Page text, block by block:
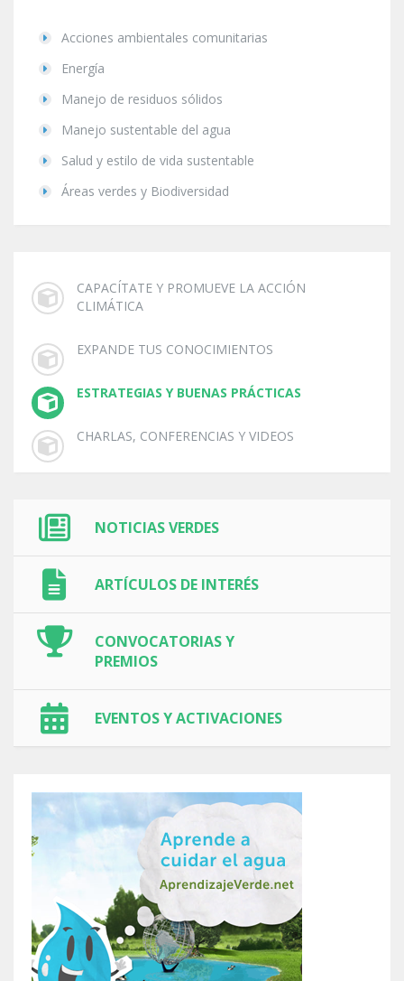
Acciones ambientales comunitarias
Energía
Manejo de residuos sólidos
Manejo sustentable del agua
Salud y estilo de vida sustentable
Áreas verdes y Biodiversidad
CAPACÍTATE Y PROMUEVE LA ACCIÓN
CLIMÁTICA
EXPANDE TUS CONOCIMIENTOS
ESTRATEGIAS Y BUENAS PRÁCTICAS
CHARLAS, CONFERENCIAS Y VIDEOS
NOTICIAS VERDES
ARTÍCULOS DE INTERÉS
CONVOCATORIAS Y
PREMIOS
EVENTOS Y ACTIVACIONES